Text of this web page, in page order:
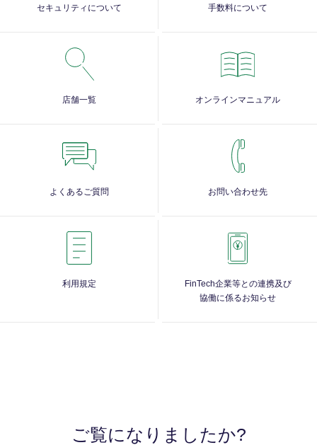
セキュリティについて 手数料について
店舗一覧 オンラインマニュアル
よくあるご質問 お問い合わせ先
利用規定
FinTech企業等との連携及び
協働に係るお知らせ
ご覧になりましたか?